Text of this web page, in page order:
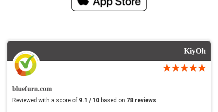
KiyOh
bluefurn.com
Reviewed with a score of 9.1 / 10 based on 78 reviews